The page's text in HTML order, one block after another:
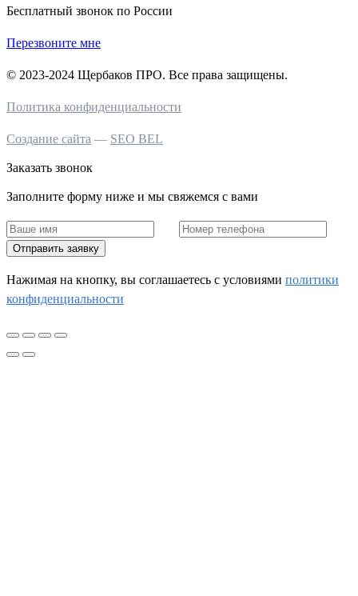
Бесплатный звонок по России
Перезвоните мне
© 2023-2024 Щербаков ПРО. Все права защищены.
Политика конфиденциальности
Создание сайта — SEO BEL
Заказать звонок
Заполните форму ниже и мы свяжемся с вами
Отправить заявку
Нажимая на кнопку, вы соглашаетесь c условиями политики
конфиденциальности